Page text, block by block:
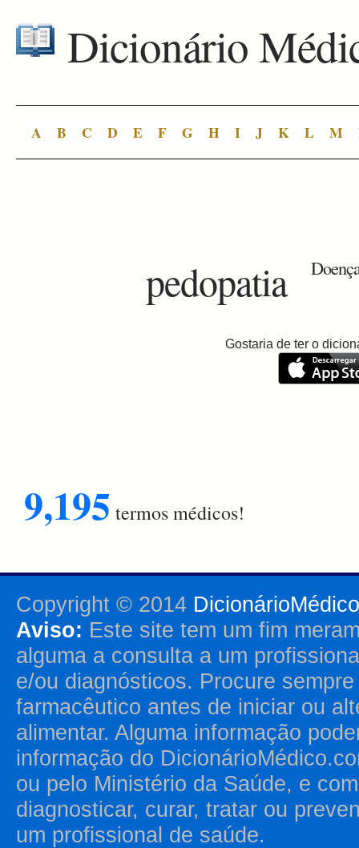
Dicionário
A B C D E F G H I J K L M
pedopatia
Gostaria de ter o
9,195 termos médicos!
Copyright © 2014
Aviso: Este site tem um fim
alguma a consulta a um
e/ou diagnósticos. Procure
farmacêutico antes de iniciar ou
alimentar. Alguma informação
informação do
ou pelo Ministério da Saúde, e
diagnosticar, curar, tratar ou
um profissional de saúde.